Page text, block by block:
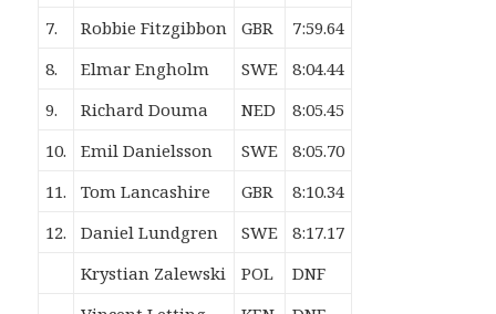
7.
Robbie Fitzgibbon GBR
7:59.64
8.
Elmar Engholm SWE
8:04.44
9.
Richard Douma NED
8:05.45
10.
Emil Danielsson SWE
8:05.70
11.
Tom Lancashire GBR
8:10.34
12.
Daniel Lundgren SWE
8:17.17
Krystian Zalewski
POL
DNF